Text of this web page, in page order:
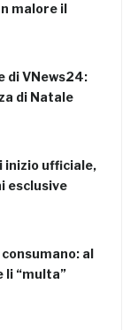
malore il
di VNews24:
di Natale
inizio ufficiale,
esclusive
al
li “multa”